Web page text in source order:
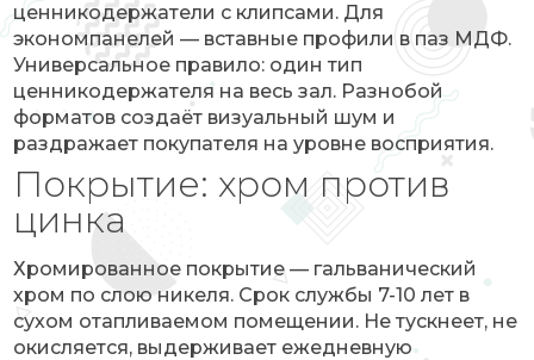
ценникодержатели с клипсами. Для
экономпанелей — вставные профили в паз МДФ.
Универсальное правило: один тип
ценникодержателя на весь зал. Разнобой
форматов создаёт визуальный шум и
раздражает покупателя на уровне восприятия.
Покрытие: хром против
цинка
Хромированное покрытие — гальванический
хром по слою никеля. Срок службы 7-10 лет в
сухом отапливаемом помещении. Не тускнеет, не
окисляется, выдерживает ежедневную